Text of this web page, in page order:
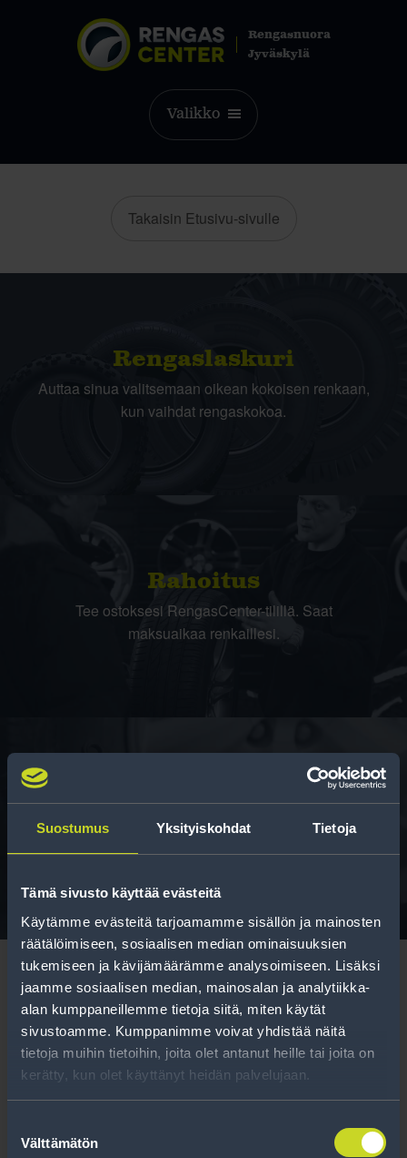
Suostumus Yksityiskohdat Tietoja
Tämä sivusto käyttää evästeitä
Käytämme evästeitä tarjoamamme sisällön ja mainosten
räätälöimiseen, sosiaalisen median ominaisuuksien
tukemiseen ja kävijämäärämme analysoimiseen. Lisäksi
jaamme sosiaalisen median, mainosalan ja analytiikka-
alan kumppaneillemme tietoja siitä, miten käytät
sivustoamme. Kumppanimme voivat yhdistää näitä
tietoja muihin tietoihin, joita olet antanut heille tai joita on
kerätty, kun olet käyttänyt heidän palvelujaan.
valinta
Välttämätön
Rengasnuora
Jyväskylä
Valikko
Takaisin Etusivu-sivulle
Rengas­laskuri
Auttaa sinua valitsemaan oikean kokoisen renkaan,
kun vaihdat rengaskokoa.
Rahoitus
Tee ostoksesi RengasCenter-tilillä. Saat
maksuaikaa renkaillesi.
Rengasinfo
Tavallisen ihmisen tietoa merkinnöistä, renkaista ja
niiden huoltamisesta.
Tilaa uutiskirje
Uutiskirjeessä saat autonomistajan
kausimuistutukset sekä parhaat